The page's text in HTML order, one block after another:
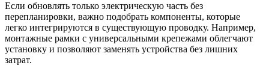
Если обновлять только электрическую часть без
перепланировки, важно подобрать компоненты, которые
легко интегрируются в существующую проводку. Например,
монтажные рамки с универсальными крепежами облегчают
установку и позволяют заменять устройства без лишних
затрат.